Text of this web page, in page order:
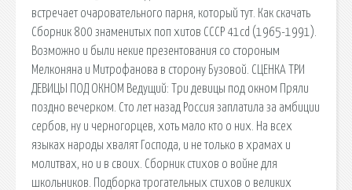
встречает очаровательного парня, который тут. Как скачать
Сборник 800 знаменитых поп хитов СССР 41cd (1965-1991).
Возможно и были некие презентования со стороным
Мелконяна и Митрофанова в сторону Бузовой. СЦЕНКА ТРИ
ДЕВИЦЫ ПОД ОКНОМ Ведущий: Три девицы под окном Пряли
поздно вечерком. Сто лет назад Россия заплатила за амбиции
сербов, ну и черногорцев, хоть мало кто о них. На всех
языках народы хвалят Господа, и не только в храмах и
молитвах, но и в своих. Сборник стихов о войне для
школьников. Подборка трогательных стихов о великих